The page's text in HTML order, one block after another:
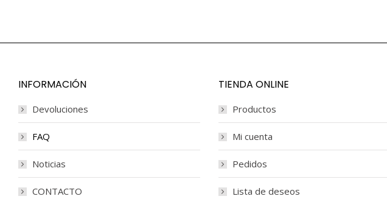
INFORMACIÓN
Devoluciones
FAQ
Noticias
CONTACTO
TIENDA ONLINE
Productos
Mi cuenta
Pedidos
Lista de deseos